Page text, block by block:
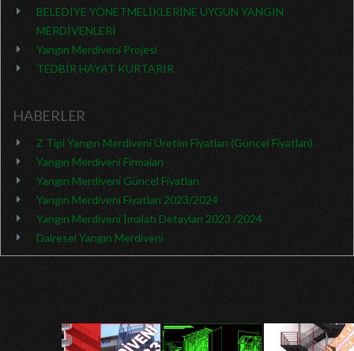
BELEDİYE YÖNETMELİKLERİNE UYGUN YANGIN
MERDİVENLERİ
Yangın Merdiveni Projesi
TEDBİR HAYAT KURTARIR
HABERLER
Z Tipi Yangın Merdiveni Üretim Fiyatları (Güncel Fiyatları)
Yangın Merdiveni Firmaları
Yangın Merdiveni Güncel Fiyatları
Yangın Merdiveni Fiyatları 2023/2024
Yangın Merdiveni İmalatı Detayları 2023 /2024
Dairesel Yangın Merdiveni